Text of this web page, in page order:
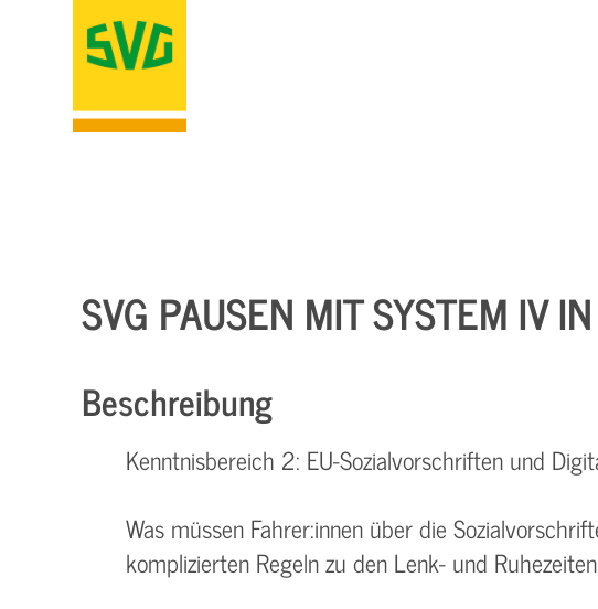
SVG PAUSEN MIT SYSTEM IV
Beschreibung
Kenntnisbereich 2: EU-Sozialvorschriften und
Was müssen Fahrer:innen über die
komplizierten Regeln zu den Lenk- und